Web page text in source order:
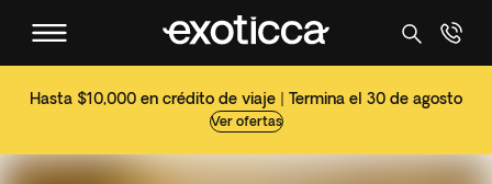
Hasta $10,000 en crédito de viaje | Termina el 30 de agosto
Ver ofertas